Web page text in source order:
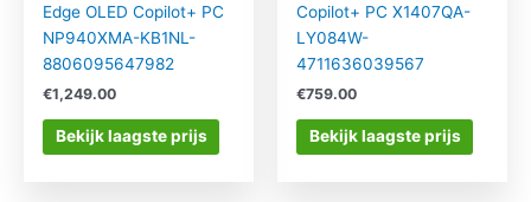
Edge OLED Copilot+ PC
NP940XMA-KB1NL-
8806095647982
€1,249.00
Bekijk laagste prijs
Copilot+ PC X1407QA-
LY084W-
4711636039567
€759.00
Bekijk laagste prijs